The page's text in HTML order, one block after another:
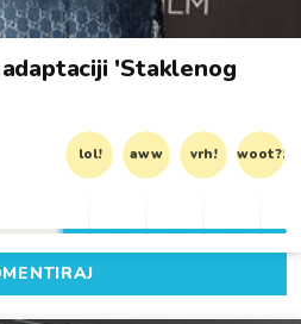
'Staklenog
lol! aww vrh! woot?!